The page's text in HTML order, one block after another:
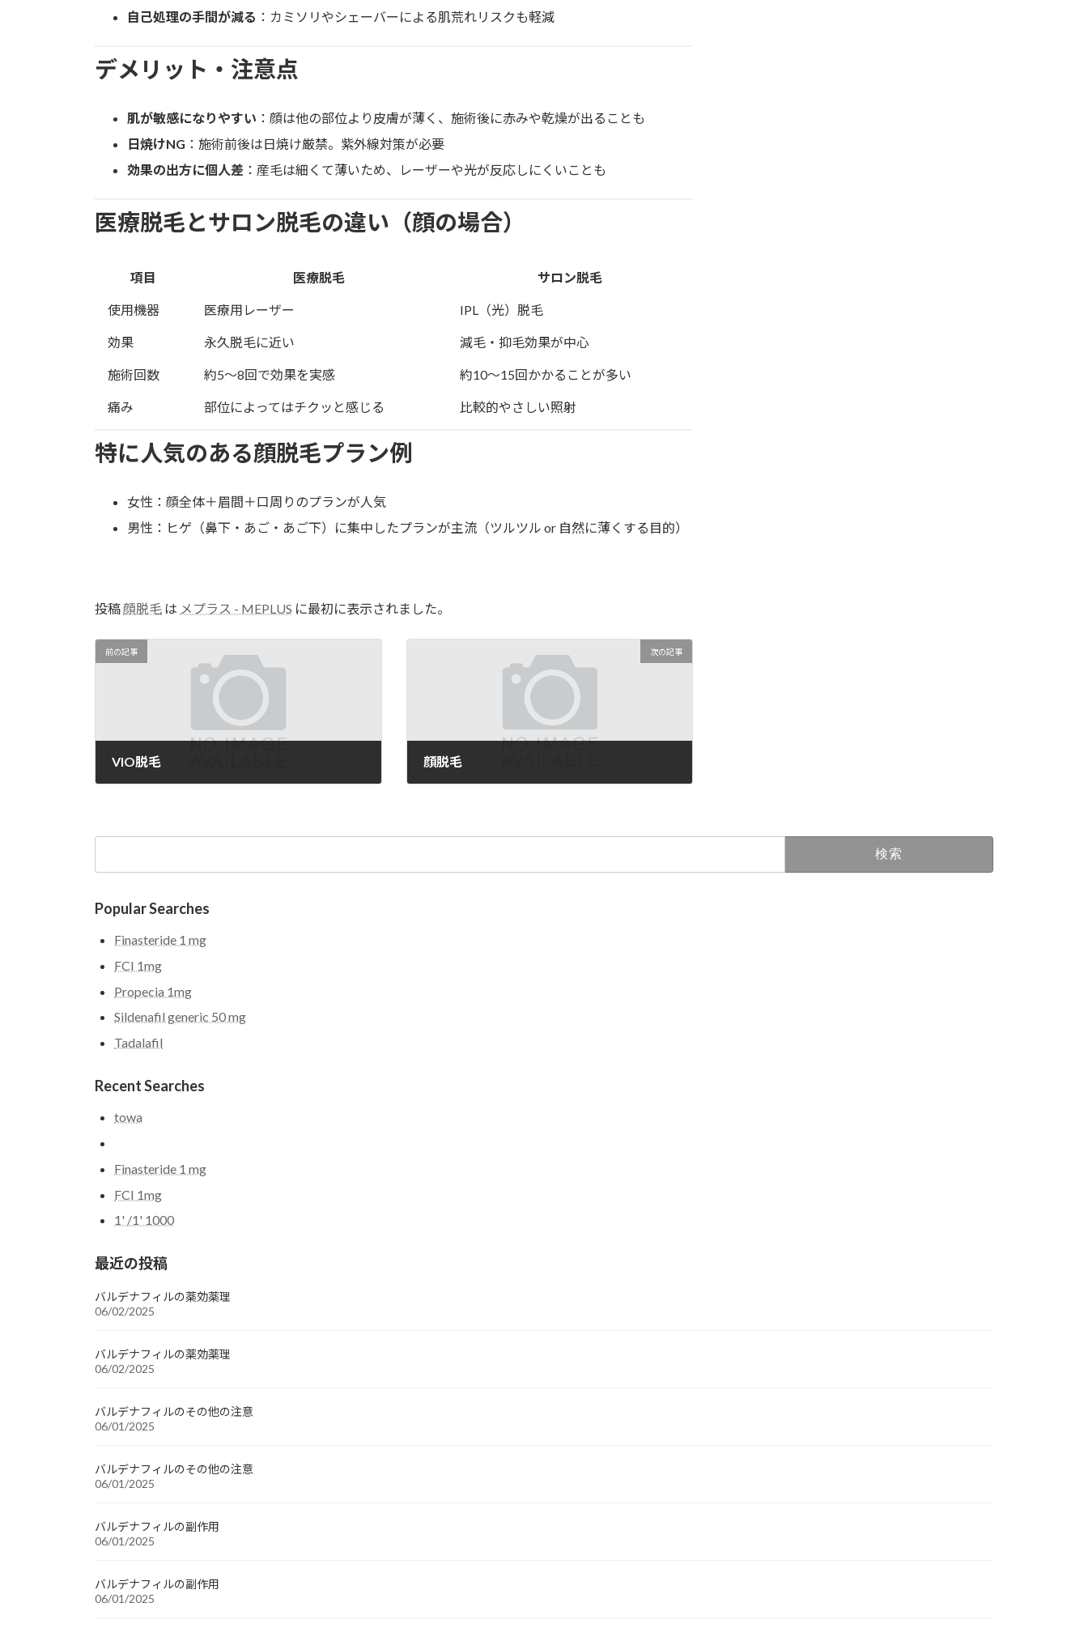
自己処理の手間が減る ：カミソリやシェーバーによる肌荒れリスクも軽減
デメリット・注意点
肌が敏感になりやすい ：顔は他の部位より皮膚が薄く、施術後に赤みや乾燥が出ることも
日焼けNG ：施術前後は日焼け厳禁。紫外線対策が必要
効果の出方に個人差 ：産毛は細くて薄いため、レーザーや光が反応しにくいことも
医療脱毛とサロン脱毛の違い（顔の場合）
項目 医療脱毛 サロン脱毛
使用機器 医療用レーザー IPL（光）脱毛
効果 永久脱毛に近い 減毛・抑毛効果が中心
施術回数 約5～8回で効果を実感 約10～15回かかることが多い
痛み 部位によってはチクッと感じる 比較的やさしい照射
特に人気のある顔脱毛プラン例
女性：顔全体＋眉間＋口周りのプランが人気
男性：ヒゲ（鼻下・あご・あご下）に集中したプランが主流（ツルツル or 自然に薄くする目的）
投稿顔脱毛 は メプラス - MEPLUS に最初に表示されました。
前の記事
VIO脱毛
次の記事
顔脱毛
Popular Searches
Finasteride 1 mg
FCI 1mg
Propecia 1mg
Sildenafil generic 50 mg
Tadalafil
Recent Searches
towa
Finasteride 1 mg
FCI 1mg
1' /1' 1000
最近の投稿
バルデナフィルの薬効薬理
06/02/2025
バルデナフィルの薬効薬理
06/02/2025
バルデナフィルのその他の注意
06/01/2025
バルデナフィルのその他の注意
06/01/2025
バルデナフィルの副作用
06/01/2025
バルデナフィルの副作用
06/01/2025